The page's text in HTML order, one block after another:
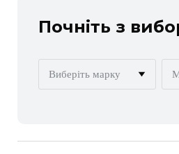
Почніть з
Виберіть марку